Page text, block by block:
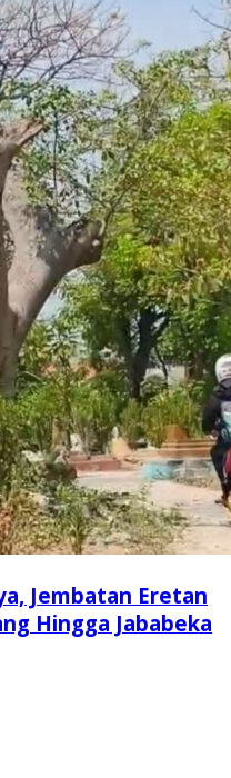
Jembatan Eretan
Hingga Jababeka